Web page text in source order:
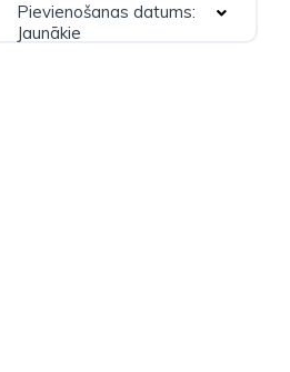
Pievienošanas datums:
Jaunākie